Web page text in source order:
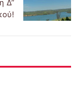
Δ”